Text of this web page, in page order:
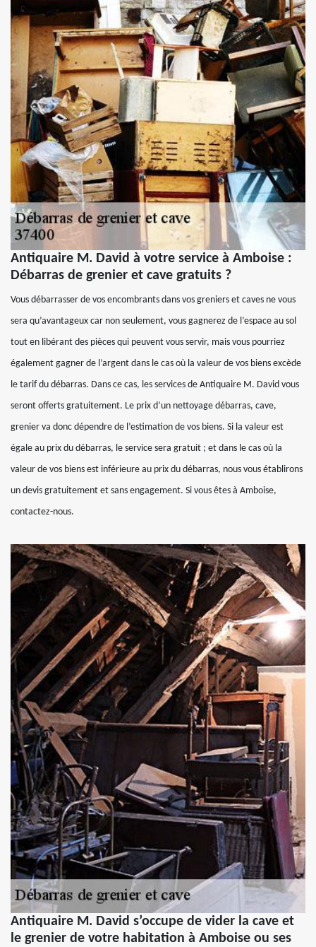
Antiquaire M. David à votre service à Amboise :
Débarras de grenier et cave gratuits ?
Vous débarrasser de vos encombrants dans vos greniers et caves ne vous
sera qu’avantageux car non seulement, vous gagnerez de l’espace au sol
tout en libérant des pièces qui peuvent vous servir, mais vous pourriez
également gagner de l’argent dans le cas où la valeur de vos biens excède
le tarif du débarras. Dans ce cas, les services de Antiquaire M. David vous
seront offerts gratuitement. Le prix d’un nettoyage débarras, cave,
grenier va donc dépendre de l’estimation de vos biens. Si la valeur est
égale au prix du débarras, le service sera gratuit ; et dans le cas où la
valeur de vos biens est inférieure au prix du débarras, nous vous établirons
un devis gratuitement et sans engagement. Si vous êtes à Amboise,
contactez-nous.
Antiquaire M. David s’occupe de vider la cave et
le grenier de votre habitation à Amboise ou ses